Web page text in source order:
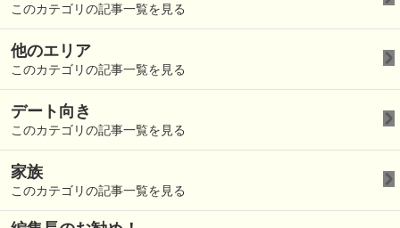
このカテゴリの記事一覧を見る
他のエリア
このカテゴリの記事一覧を見る
デート向き
このカテゴリの記事一覧を見る
家族
このカテゴリの記事一覧を見る